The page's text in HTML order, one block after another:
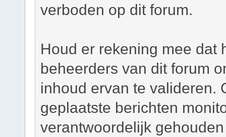
verboden op dit forum.
Houd er rekening mee dat
beheerders van dit forum
inhoud ervan te valideren.
geplaatste berichten
verantwoordelijk